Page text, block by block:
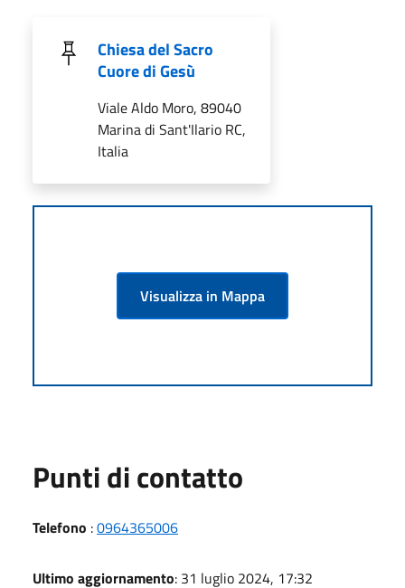
Chiesa del Sacro
Cuore di Gesù
Viale Aldo Moro, 89040
Marina di Sant'Ilario RC,
Italia
Visualizza in Mappa
Punti di contatto
Telefono :0964365006
Ultimo aggiornamento: 31 luglio 2024, 17:32